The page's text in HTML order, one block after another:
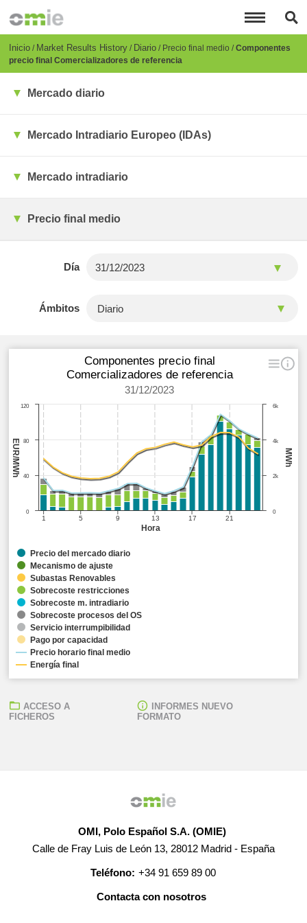
principal
Breadcrumb
Inicio Market Results History Diario Precio final medio Componentes
precio final Comercializadores de referencia
Mercado diario
Mercado Intradiario Europeo (IDAs)
Mercado intradiario
Precio final medio
Día
Ámbitos
Hora
MWh
EUR/MWh
Componentes precio final
Comercializadores de referencia
31/12/2023
1 5 9 13 17 21
0
2k
4k
6k
0
120
40
80
Precio del mercado diario
Mecanismo de ajuste
Subastas Renovables
Sobrecoste restricciones
Sobrecoste m. intradiario
Sobrecoste procesos del OS
Servicio interrumpibilidad
Pago por capacidad
Precio horario final medio
Energía final
ACCESO A
FICHEROS
INFORMES NUEVO
FORMATO
OMI, Polo Español S.A. (OMIE)
Calle de Fray Luis de León 13, 28012 Madrid - España
Teléfono: +34 91 659 89 00
Contacta con nosotros